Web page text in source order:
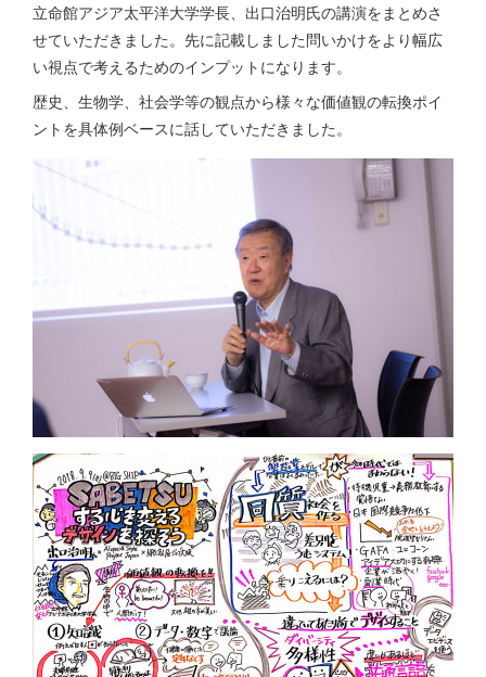
立命館アジア太平洋大学学長、出口治明氏の講演をまとめさ
せていただきました。先に記載しました問いかけをより幅広
い視点で考えるためのインプットになります。
歴史、生物学、社会学等の観点から様々な価値観の転換ポイ
ントを具体例ベースに話していただきました。